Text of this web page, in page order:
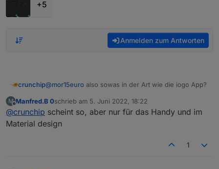
+5
Anmelden zum Antworten
crunchip@mor15euro also sowas in der Art wie die iogo App?
M Manfred.B 0schrieb am 5. Juni 2022, 18:22
zuletzt editiert von
@crunchip scheint so, aber nur für das Handy und im
Material design
1